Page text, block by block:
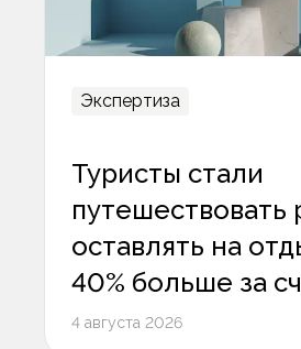
Экспертиза
Туристы стали
путешествовать
оставлять на
40% больше за
среднего чека
4 августа 2026